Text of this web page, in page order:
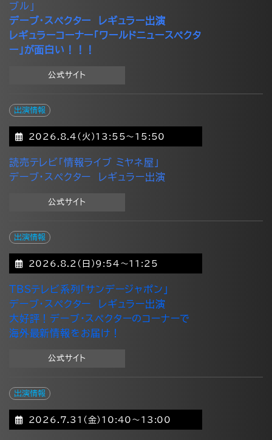
ブル」
デーブ・スペクター レギュラー出演
レギュラーコーナー「ワールドニュースペクタ
ー」が面白い！！！
公式サイト
出演情報
2026.8.4(火)13:55～15:50
読売テレビ「情報ライブ ミヤネ屋」
デーブ・スペクター レギュラー出演
公式サイト
出演情報
2026.8.2(日)9:54～11:25
TBSテレビ系列「サンデージャポン」
デーブ・スペクター レギュラー出演
大好評！デーブ・スペクターのコーナーで
海外最新情報をお届け！
公式サイト
出演情報
2026.7.31(金)10:40～13:00